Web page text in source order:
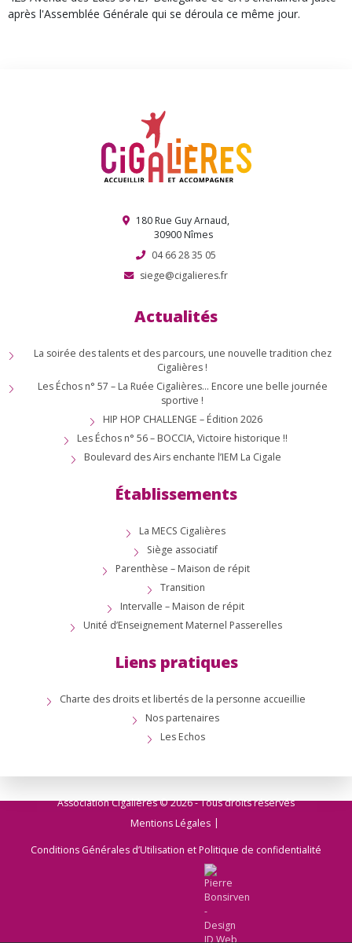
après l'Assemblée Générale qui se déroula ce même jour.
180 Rue Guy Arnaud,
30900 Nîmes
04 66 28 35 05
siege@cigalieres.fr
Actualités
La soirée des talents et des parcours, une nouvelle tradition chez
Cigalières !
Les Échos n° 57 – La Ruée Cigalières… Encore une belle journée
sportive !
HIP HOP CHALLENGE – Édition 2026
Les Échos n° 56 – BOCCIA, Victoire historique !!
Boulevard des Airs enchante l’IEM La Cigale
Établissements
La MECS Cigalières
Siège associatif
Parenthèse – Maison de répit
Transition
Intervalle – Maison de répit
Unité d’Enseignement Maternel Passerelles
Liens pratiques
Charte des droits et libertés de la personne accueillie
Nos partenaires
Les Echos
Association Cigalières © 2026 - Tous droits réservés
Mentions Légales
Conditions Générales d’Utilisation et Politique de confidentialité